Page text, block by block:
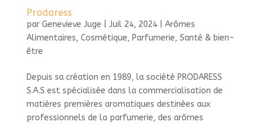
Prodaress
par Genevieve Juge Juil 24, 2024| Arômes
Alimentaires, Cosmétique, Parfumerie, Santé & bien-
être
Depuis sa création en 1989, la société PRODARESS
S.A.S est spécialisée dans la commercialisation de
matières premières aromatiques destinées aux
professionnels de la parfumerie, des arômes